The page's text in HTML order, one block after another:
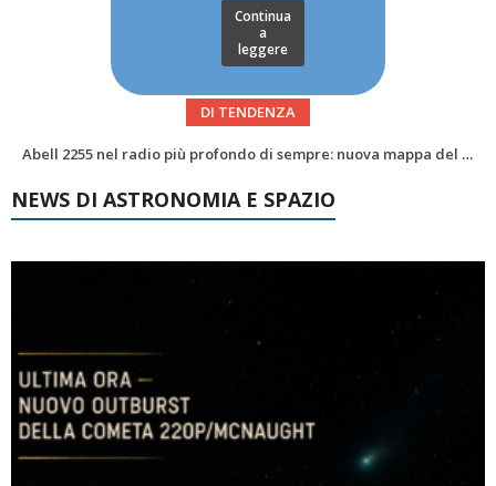
Continua
a
leggere
DI TENDENZA
Alzando gli occhi al cielo – Vale la sveglia?Le congiunzioni di agosto 2026
NEWS DI ASTRONOMIA E SPAZIO